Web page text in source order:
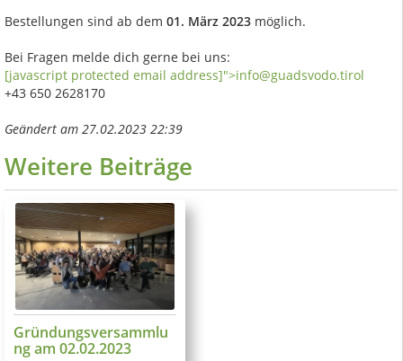
Bestellungen sind ab dem 01. März 2023 möglich.
Bei Fragen melde dich gerne bei uns:
[javascript protected email address]">info@guadsvodo.tirol
+43 650 2628170
Geändert am 27.02.2023 22:39
Weitere Beiträge
Gründungsversammlu
ng am 02.02.2023